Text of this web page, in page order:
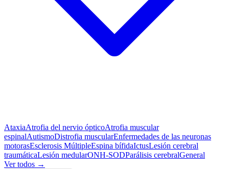
AtaxiaAtrofia del nervio ópticoAtrofia muscular
espinalAutismoDistrofia muscularEnfermedades de las neuronas
motorasEsclerosis MúltipleEspina bífidaIctusLesión cerebral
traumáticaLesión medularONH-SODParálisis cerebralGeneral
Ver todos →